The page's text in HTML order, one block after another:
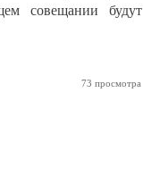
совещании будут
73 просмотра